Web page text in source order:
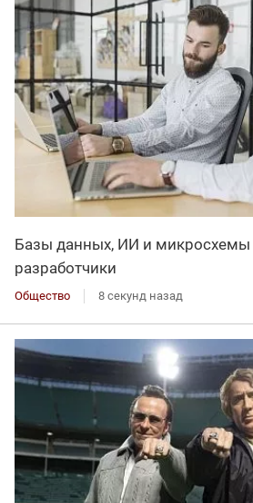
Базы данных, ИИ и
разработчики
Общество 8 секунд назад